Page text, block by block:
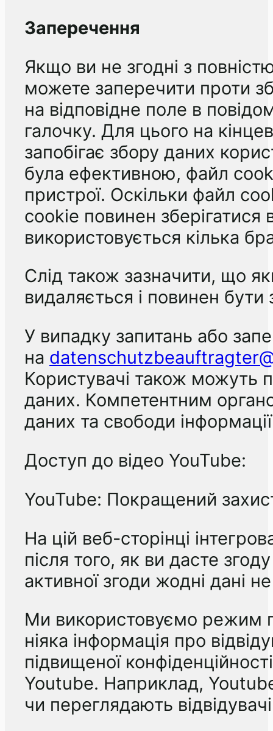
Заперечення
Якщо ви не згодні з
можете заперечити проти
на відповідне поле в
галочку. Для цього на
запобігає збору даних
була ефективною, файл
пристрої. Оскільки файл
cookie повинен
використовується кілька
Слід також зазначити, що
видаляється і повинен
У випадку запитань або
на
Користувачі також можуть
даних. Компетентним
даних та свободи
Доступ до відео YouTube:
YouTube: Покращений
На цій веб-сторінці
після того, як ви дасте
активної згоди жодні дані
Ми використовуємо режим
ніяка інформація про
підвищеної
Youtube. Наприклад,
чи переглядають